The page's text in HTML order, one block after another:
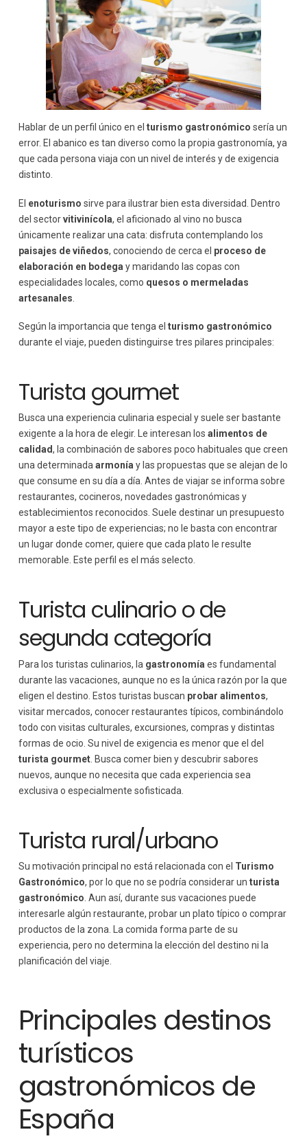
Hablar de un perfil único en el turismo gastronómico sería un
error. El abanico es tan diverso como la propia gastronomía, ya
que cada persona viaja con un nivel de interés y de exigencia
distinto.
El enoturismo sirve para ilustrar bien esta diversidad. Dentro
del sectorvitivinícola, el aficionado al vino no busca
únicamente realizar una cata: disfruta contemplando los
paisajes de viñedos, conociendo de cerca el proceso de
elaboración en bodega y maridando las copas con
especialidades locales, como quesos o mermeladas
artesanales
Según la importancia que tenga el turismo gastronómico
durante el viaje, pueden distinguirse tres pilares principales:
Turista gourmet
Busca una experiencia culinaria especial y suele ser bastante
exigente a la hora de elegir. Le interesan los alimentos de
calidad, la combinación de sabores poco habituales que creen
una determinadaarmonía y las propuestas que se alejan de lo
que consume en su día a día. Antes de viajar se informa sobre
restaurantes, cocineros, novedades gastronómicas y
establecimientos reconocidos. Suele destinar un presupuesto
mayor a este tipo de experiencias; no le basta con encontrar
un lugar donde comer, quiere que cada plato le resulte
memorable. Este perfil es el más selecto.
Turista culinario o de
segunda categoría
Para los turistas culinarios, la gastronomía es fundamental
durante las vacaciones, aunque no es la única razón por la que
eligen el destino. Estos turistas buscan probar alimentos,
visitar mercados, conocer restaurantes típicos, combinándolo
todo con visitas culturales, excursiones, compras y distintas
formas de ocio. Su nivel de exigencia es menor que el del
turista gourmet. Busca comer bien y descubrir sabores
nuevos, aunque no necesita que cada experiencia sea
exclusiva o especialmente sofisticada.
Turista rural/urbano
Su motivación principal no está relacionada con el Turismo
Gastronómico, por lo que no se podría considerar un turista
gastronómico . Aun así, durante sus vacaciones puede
interesarle algún restaurante, probar un plato típico o comprar
productos de la zona. La comida forma parte de su
experiencia, pero no determina la elección del destino ni la
planificación del viaje.
Principales destinos
turísticos
gastronómicos de
España